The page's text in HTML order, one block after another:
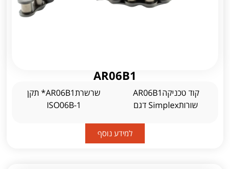
AR06B1
קוד טכניקהAR06B1
שורותSimplex דגם
שרשרתAR06B1* תקן
ISO06B-1
למידע נוסף